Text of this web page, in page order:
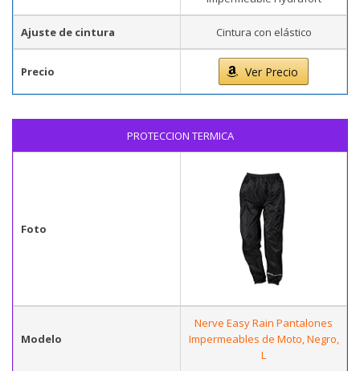
Ajuste de cintura Cintura con elástico
Precio Ver Precio
PROTECCION TERMICA
Foto
Modelo
Nerve Easy Rain Pantalones
Impermeables de Moto, Negro,
L